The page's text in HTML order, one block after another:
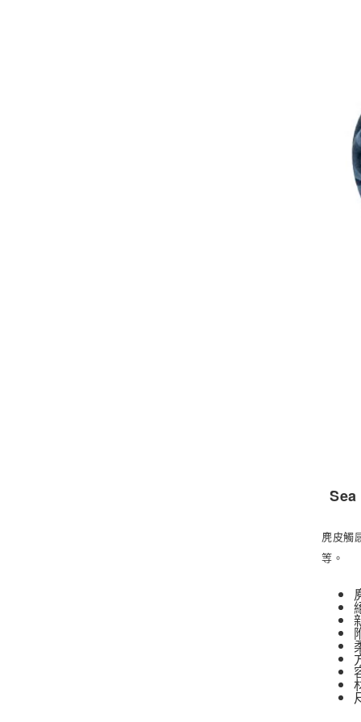
麂皮觸
等。